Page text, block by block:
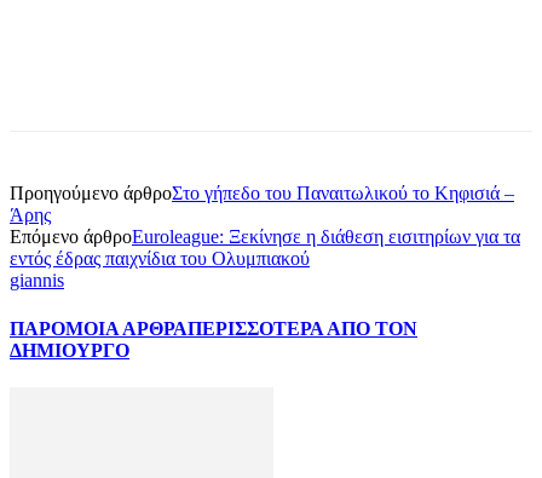
Προηγούμενο άρθροΣτο γήπεδο του Παναιτωλικού το Κηφισιά –
Άρης
Επόμενο άρθροEuroleague: Ξεκίνησε η διάθεση εισιτηρίων για τα
εντός έδρας παιχνίδια του Ολυμπιακού
giannis
ΠΑΡΟΜΟΙΑ ΑΡΘΡΑΠΕΡΙΣΣΟΤΕΡΑ ΑΠΟ ΤΟΝ
ΔΗΜΙΟΥΡΓΟ